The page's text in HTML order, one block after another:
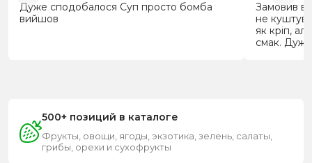
Дуже сподобалося Суп просто бомба
вийшов
Замовив
не
як кріп,
смак.
500+ позиций в каталоге
Фрукты, овощи, ягоды, экзотика, зелень, салаты,
грибы, орехи и сухофрукты